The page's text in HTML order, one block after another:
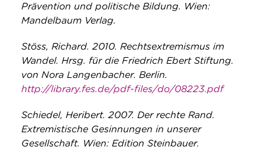
Prävention und politische Bildung. Wien:
Mandelbaum Verlag.
Stöss, Richard. 2010. Rechtsextremismus im
Wandel. Hrsg. für die Friedrich Ebert Stiftung.
von Nora Langenbacher. Berlin.
http://library.fes.de/pdf-files/do/08223.pdf
Schiedel, Heribert. 2007. Der rechte Rand.
Extremistische Gesinnungen in unserer
Gesellschaft. Wien: Edition Steinbauer.